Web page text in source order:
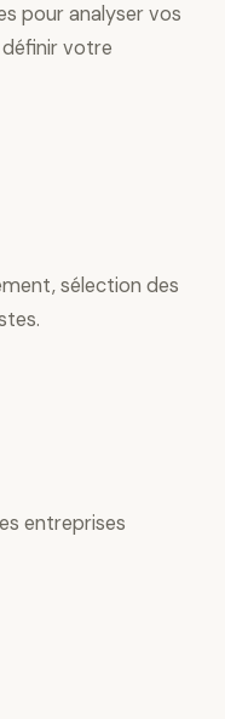
pour analyser vos
votre
sélection des
entreprises